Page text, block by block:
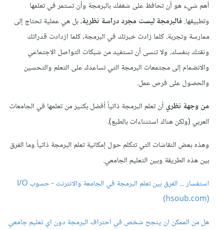
أهم شيء هو أن تحافظ على شغفك بالبرمجة وأن تستمر في تعلمها
وتطبيقها. فالبرمجة ليست مجرد دراسة نظرية، بل هي عملية تحتاج إلى
ممارسة وتجربة. كلما زادت خبرتك في البرمجة، كلما ازدادت قدراتك
وثقتك بنفسك. ولا تنسى أن تستفيد من شبكات التواصل الاجتماعي
والانضمام إلى مجتمعات البرمجة التي تساعدك على التعلم والتحسين
والحصول على فرص عمل.
من وجهة نظري أن تعلم البرمجة ذاتياً أفضل بكثير من تعلمها في الجامعات
العربي (ولكن هناك استثناءات بالطبع).
وهذه بعض النقاشات التي تتكلم حول إمكانية تعلم البرمجة ذاتياً وما الفرق
بين هذه الطريقة وبين التعليم الجامعي.
استفسار ... الفرق بين تعلم البرمجة في الجامعة والانترنت - حسوب I/O
(hsoub.com)
هل من الممكن ان ينجح شخص في احتراف البرمجة دون اي تعليم جامعي